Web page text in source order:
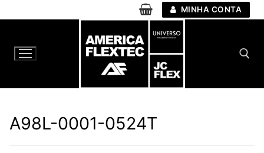
para
conteúdo
MINHA CONTA
A98L-0001-0524T